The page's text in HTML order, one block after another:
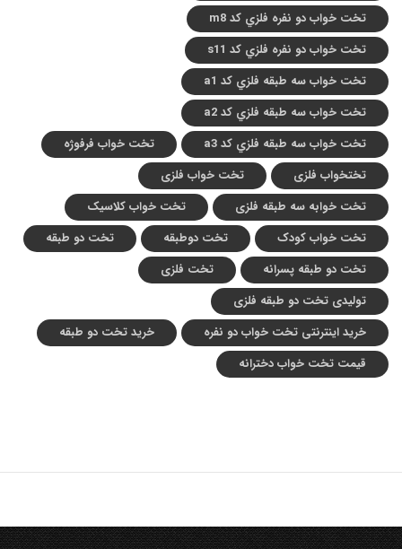
تخت خواب دو نفره فلزي کد m8
تخت خواب دو نفره فلزي کد s11
تخت خواب سه طبقه فلزي کد a1
تخت خواب سه طبقه فلزي کد a2
تخت خواب سه طبقه فلزي کد a3
تخت خواب فرفوژه
تختخواب فلزی
تخت خواب فلزی
تخت خوابه سه طبقه فلزی
تخت خواب کلاسیک
تخت خواب کودک
تخت دوطبقه
تخت دو طبقه
تخت دو طبقه پسرانه
تخت فلزی
تولیدی تخت دو طبقه فلزی
خرید اینترنتی تخت خواب دو نفره
خرید تخت دو طبقه
قیمت تخت خواب دخترانه